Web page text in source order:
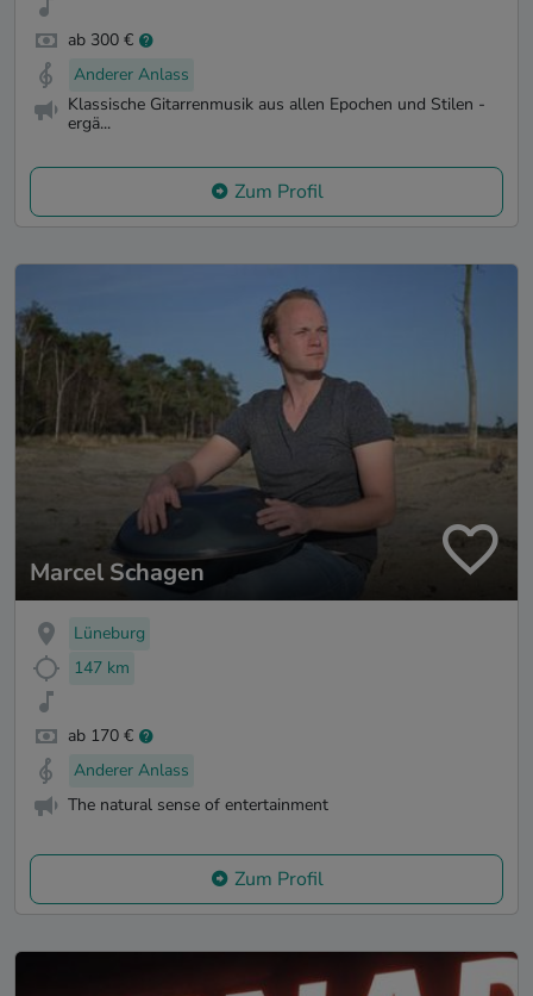
ab 300 €
Anderer Anlass
Klassische Gitarrenmusik aus allen Epochen und Stilen -
ergä...
Zum Profil
Marcel Schagen
Lüneburg
147 km
ab 170 €
Anderer Anlass
The natural sense of entertainment
Zum Profil